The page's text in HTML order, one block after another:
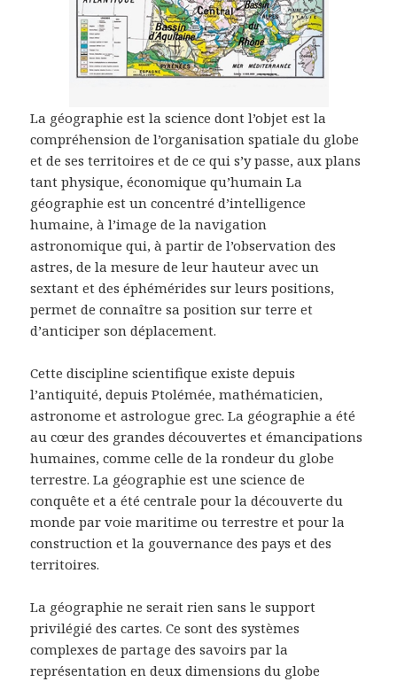
La géographie est la science dont l’objet est la
compréhension de l’organisation spatiale du globe
et de ses territoires et de ce qui s’y passe, aux plans
tant physique, économique qu’humain La
géographie est un concentré d’intelligence
humaine, à l’image de la navigation
astronomique qui, à partir de l’observation des
astres, de la mesure de leur hauteur avec un
sextant et des éphémérides sur leurs positions,
permet de connaître sa position sur terre et
d’anticiper son déplacement.
Cette discipline scientifique existe depuis
l’antiquité, depuis Ptolémée, mathématicien,
astronome et astrologue grec. La géographie a été
au cœur des grandes découvertes et émancipations
humaines, comme celle de la rondeur du globe
terrestre. La géographie est une science de
conquête et a été centrale pour la découverte du
monde par voie maritime ou terrestre et pour la
construction et la gouvernance des pays et des
territoires.
La géographie ne serait rien sans le support
privilégié des cartes. Ce sont des systèmes
complexes de partage des savoirs par la
représentation en deux dimensions du globe